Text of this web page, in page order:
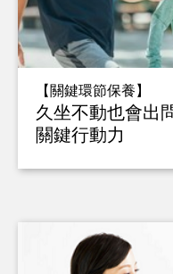
【關鍵環節保養】
久坐不動也會出
關鍵行動力